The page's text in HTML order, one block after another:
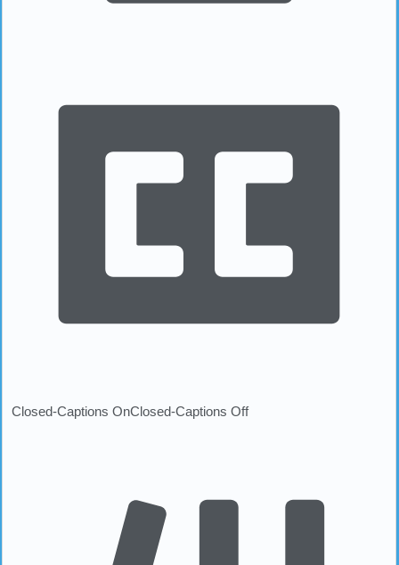
Closed-Captions OnClosed-Captions Off